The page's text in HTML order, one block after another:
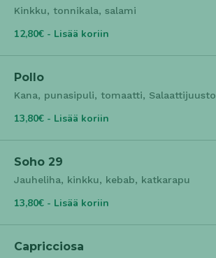
Kinkku, tonnikala, salami
12,80€ - Lisää koriin
Pollo
Kana, punasipuli, tomaatti, Salaattijuusto
13,80€ - Lisää koriin
Soho 29
Jauheliha, kinkku, kebab, katkarapu
13,80€ - Lisää koriin
Capricciosa